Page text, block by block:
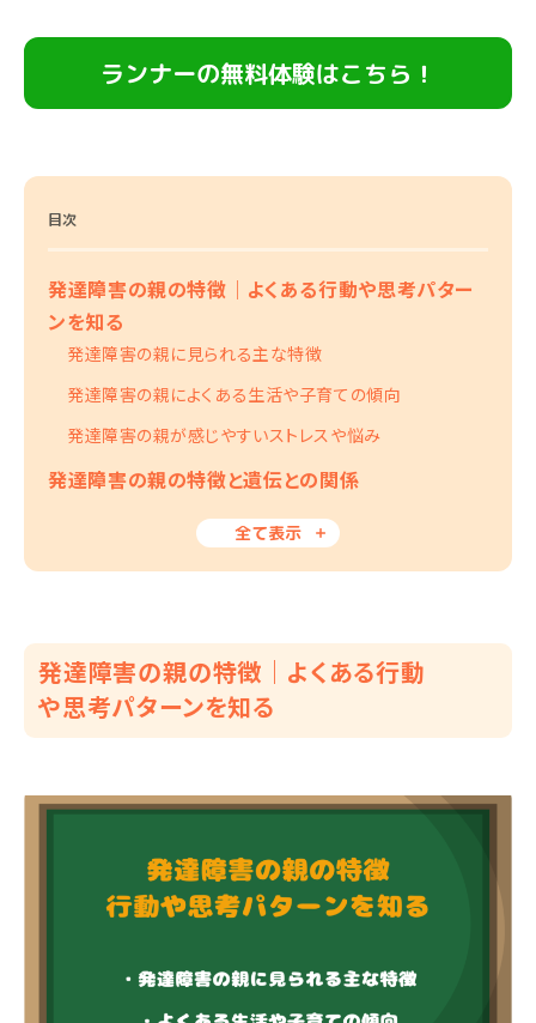
ランナーの無料体験はこちら！
目次
発達障害の親の特徴｜よくある行動や思考パター
ンを知る
発達障害の親に見られる主な特徴
発達障害の親によくある生活や子育ての傾向
発達障害の親が感じやすいストレスや悩み
発達障害の親の特徴と遺伝との関係
全て表示
発達障害の親の特徴｜よくある行動
や思考パターンを知る